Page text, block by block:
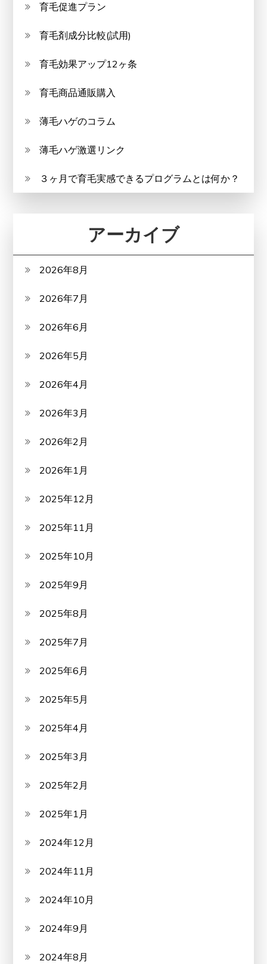
育毛促進プラン
育毛剤成分比較(試用)
育毛効果アップ12ヶ条
育毛商品通販購入
薄毛ハゲのコラム
薄毛ハゲ激選リンク
３ヶ月で育毛実感できるプログラムとは何か？
アーカイブ
2026年8月
2026年7月
2026年6月
2026年5月
2026年4月
2026年3月
2026年2月
2026年1月
2025年12月
2025年11月
2025年10月
2025年9月
2025年8月
2025年7月
2025年6月
2025年5月
2025年4月
2025年3月
2025年2月
2025年1月
2024年12月
2024年11月
2024年10月
2024年9月
2024年8月